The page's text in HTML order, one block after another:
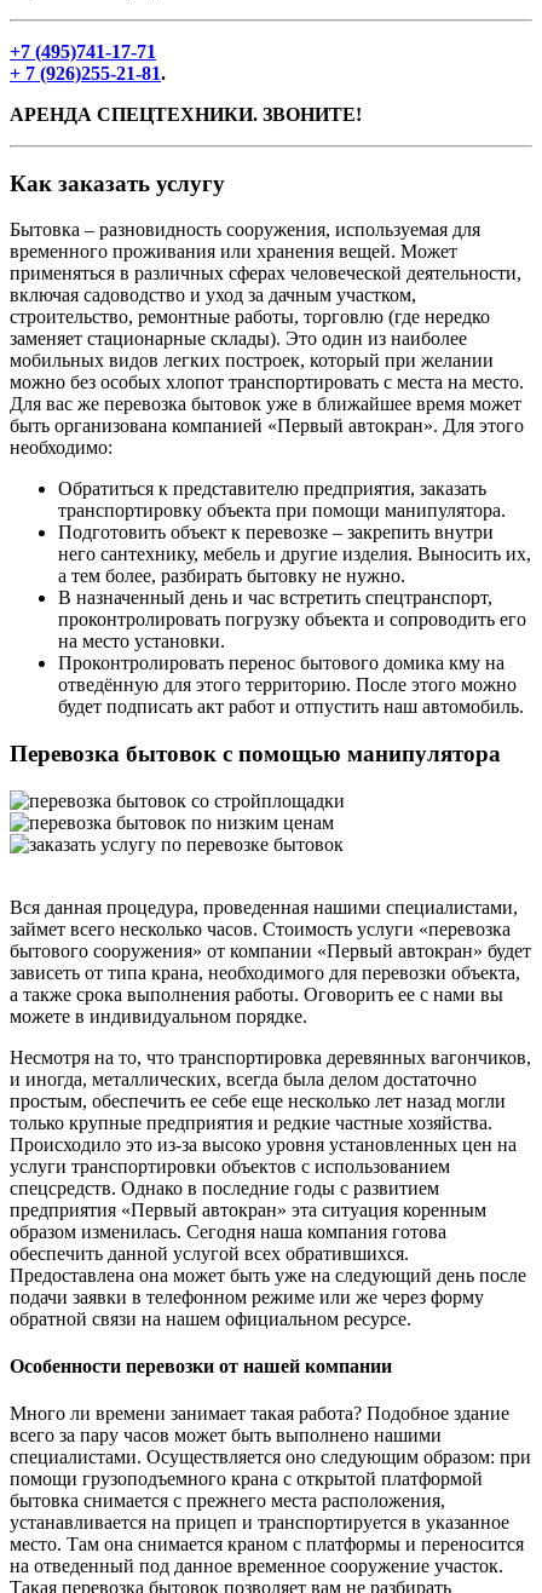
+7 (495)741-17-71
+ 7 (926)255-21-81.
АРЕНДА СПЕЦТЕХНИКИ. ЗВОНИТЕ!
Как заказать услугу
Бытовка – разновидность сооружения, используемая для
временного проживания или хранения вещей. Может
применяться в различных сферах человеческой деятельности,
включая садоводство и уход за дачным участком,
строительство, ремонтные работы, торговлю (где нередко
заменяет стационарные склады). Это один из наиболее
мобильных видов легких построек, который при желании
можно без особых хлопот транспортировать с места на место.
Для вас же перевозка бытовок уже в ближайшее время может
быть организована компанией «Первый автокран». Для этого
необходимо:
Обратиться к представителю предприятия, заказать
транспортировку объекта при помощи манипулятора.
Подготовить объект к перевозке – закрепить внутри
него сантехнику, мебель и другие изделия. Выносить их,
а тем более, разбирать бытовку не нужно.
В назначенный день и час встретить спецтранспорт,
проконтролировать погрузку объекта и сопроводить его
на место установки.
Проконтролировать перенос бытового домика кму на
отведённую для этого территорию. После этого можно
будет подписать акт работ и отпустить наш автомобиль.
Перевозка бытовок с помощью манипулятора
Вся данная процедура, проведенная нашими специалистами,
займет всего несколько часов. Стоимость услуги «перевозка
бытового сооружения» от компании «Первый автокран» будет
зависеть от типа крана, необходимого для перевозки объекта,
а также срока выполнения работы. Оговорить ее с нами вы
можете в индивидуальном порядке.
Несмотря на то, что транспортировка деревянных вагончиков,
и иногда, металлических, всегда была делом достаточно
простым, обеспечить ее себе еще несколько лет назад могли
только крупные предприятия и редкие частные хозяйства.
Происходило это из-за высоко уровня установленных цен на
услуги транспортировки объектов с использованием
спецсредств. Однако в последние годы с развитием
предприятия «Первый автокран» эта ситуация коренным
образом изменилась. Сегодня наша компания готова
обеспечить данной услугой всех обратившихся.
Предоставлена она может быть уже на следующий день после
подачи заявки в телефонном режиме или же через форму
обратной связи на нашем официальном ресурсе.
Особенности перевозки от нашей компании
Много ли времени занимает такая работа? Подобное здание
всего за пару часов может быть выполнено нашими
специалистами. Осуществляется оно следующим образом: при
помощи грузоподъемного крана с открытой платформой
бытовка снимается с прежнего места расположения,
устанавливается на прицеп и транспортируется в указанное
место. Там она снимается краном с платформы и переносится
на отведенный под данное временное сооружение участок.
Такая перевозка бытовок позволяет вам не разбирать